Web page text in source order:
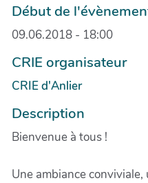
Début de
09.06.2018 - 18:00
CRIE organisateur
CRIE d'Anlier
Description
Bienvenue à tous !
Une ambiance